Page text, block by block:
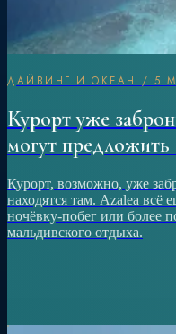
ДАЙВИНГ И ОКЕАН / 5
Курорт уже
могут
Курорт, возможно, уже
находятся там. Azalea всё
ночёвку-побег или более
мальдивского отдыха.